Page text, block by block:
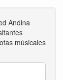
Andina
músicales